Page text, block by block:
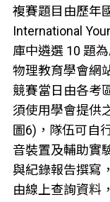
複賽題目由歷年
International
庫中遴選 10 題
物理教育學會網
競賽當日由各考
須使用學會提供
圖6)，隊伍可自
音裝置及輔助實
與紀錄報告撰寫
由線上查詢資料